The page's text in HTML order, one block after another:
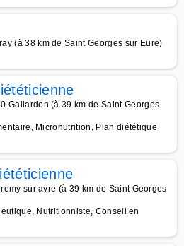
(à 38 km de Saint Georges sur Eure)
Gallardon (à 39 km de Saint Georges
Micronutrition, Plan diététique
sur avre (à 39 km de Saint Georges
Nutritionniste, Conseil en